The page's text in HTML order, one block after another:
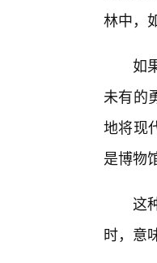
林中，
如
未有的
地将现
是博物
这
时，意